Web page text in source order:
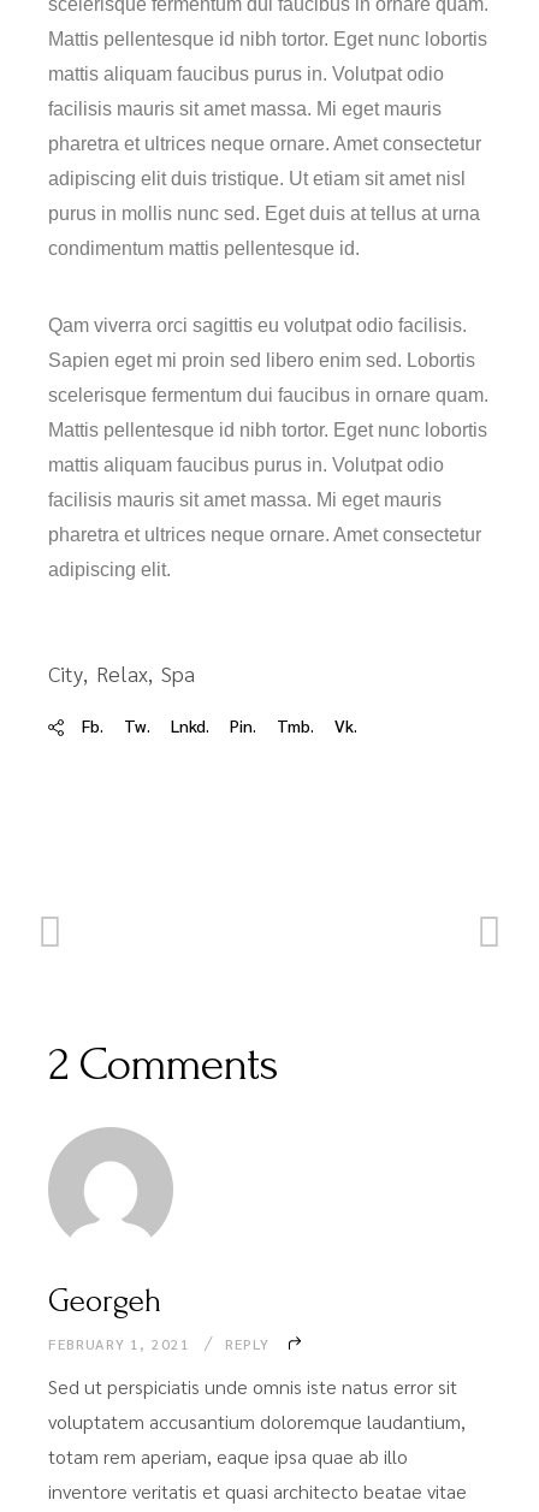
Mattis pellentesque id nibh tortor. Eget nunc lobortis
mattis aliquam faucibus purus in. Volutpat odio
facilisis mauris sit amet massa. Mi eget mauris
pharetra et ultrices neque ornare. Amet consectetur
adipiscing elit duis tristique. Ut etiam sit amet nisl
purus in mollis nunc sed. Eget duis at tellus at urna
condimentum mattis pellentesque id.
Qam viverra orci sagittis eu volutpat odio facilisis.
Sapien eget mi proin sed libero enim sed. Lobortis
scelerisque fermentum dui faucibus in ornare quam.
Mattis pellentesque id nibh tortor. Eget nunc lobortis
mattis aliquam faucibus purus in. Volutpat odio
facilisis mauris sit amet massa. Mi eget mauris
pharetra et ultrices neque ornare. Amet consectetur
adipiscing elit.
City Relax Spa
Fb. Tw. Lnkd. Pin. Tmb. Vk.
2 Comments
Georgeh
FEBRUARY 1, 2021 REPLY
Sed ut perspiciatis unde omnis iste natus error sit
voluptatem accusantium doloremque laudantium,
totam rem aperiam, eaque ipsa quae ab illo
inventore veritatis et quasi architecto beatae vitae